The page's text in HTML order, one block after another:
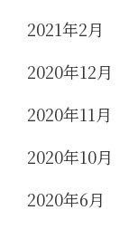
2021年2月
2020年12月
2020年11月
2020年10月
2020年6月